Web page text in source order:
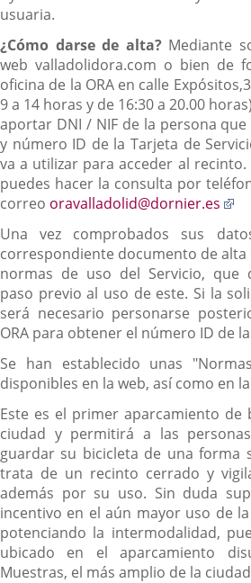
usuaria.
¿Cómo darse de alta?Mediante
web valladolidora.com o bien de
oficina de la ORA en calle
9 a 14 horas y de 16:30 a 20.00
aportar DNI / NIF de la persona
y número ID de la Tarjeta de
va a utilizar para acceder al
puedes hacer la consulta por
correo oravalladolid@dornier.es
Una vez comprobados sus
correspondiente documento de alta
normas de uso del Servicio, que
paso previo al uso de este. Si la
será necesario personarse
ORA para obtener el número ID de
Se han establecido unas
disponibles en la web, así como en
Este es el primer aparcamiento de
ciudad y permitirá a las
guardar su bicicleta de una forma
trata de un recinto cerrado y
además por su uso. Sin duda
incentivo en el aún mayor uso de
potenciando la intermodalidad,
ubicado en el aparcamiento
Muestras, el más amplio de la